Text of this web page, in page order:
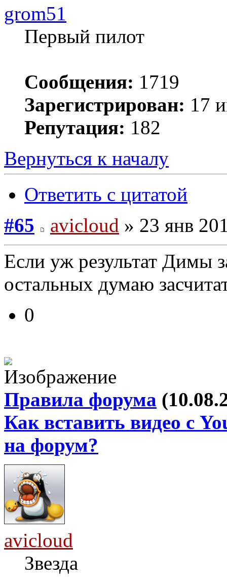
grom51
Первый пилот
Сообщения: 1719
Зарегистрирован: 17
Репутация: 182
Вернуться к началу
Ответить с цитатой
#65
avicloud » 23 янв
Если уж результат Димы
остальных думаю
0
Правила форума
Как вставить видео с
на форум?
avicloud
Звезда